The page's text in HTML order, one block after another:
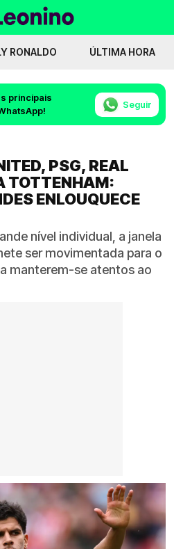
RONALDO ÚLTIMA HORA
principais
Seguir
PSG, REAL
TOTTENHAM:
ENLOUQUECE
nível individual, a janela
ser movimentada para o
manterem-se atentos ao